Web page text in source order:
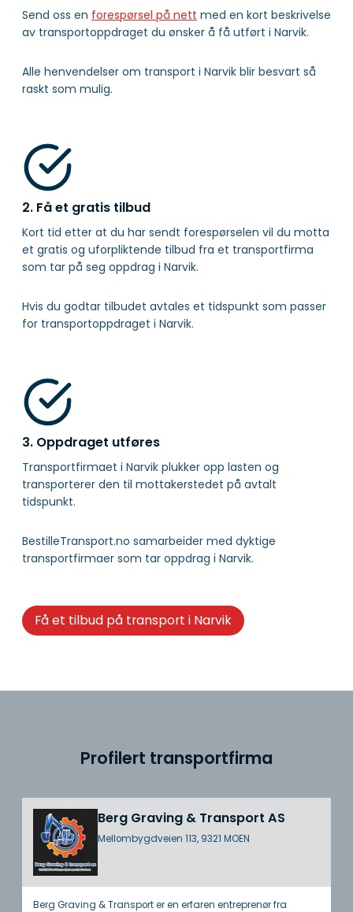
Send oss en forespørsel på nett med en kort beskrivelse
av transportoppdraget du ønsker å få utført i Narvik.
Alle henvendelser om transport i Narvik blir besvart så
raskt som mulig.
2. Få et gratis tilbud
Kort tid etter at du har sendt forespørselen vil du motta
et gratis og uforpliktende tilbud fra et transportfirma
som tar på seg oppdrag i Narvik.
Hvis du godtar tilbudet avtales et tidspunkt som passer
for transportoppdraget i Narvik.
3. Oppdraget utføres
Transportfirmaet i Narvik plukker opp lasten og
transporterer den til mottakerstedet på avtalt
tidspunkt.
BestilleTransport.no samarbeider med dyktige
transportfirmaer som tar oppdrag i Narvik.
Få et tilbud på transport i Narvik
Profilert transportfirma
Berg Graving & Transport AS
Mellombygdveien 113, 9321 MOEN
Berg Graving & Transport er en erfaren entreprenør fra